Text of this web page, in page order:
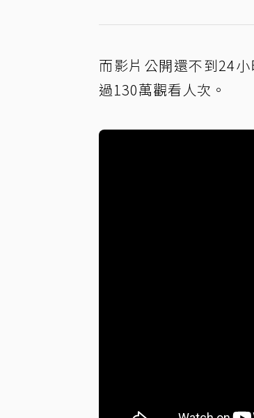
而影片公開還不到24
過130萬觀看人次。